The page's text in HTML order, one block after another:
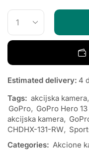
Estimated delivery: 4
Tags: akcijska kamera,
GoPro, GoPro Hero
akcijska kamera,
CHDHX-131-RW,
Categories: Akcione